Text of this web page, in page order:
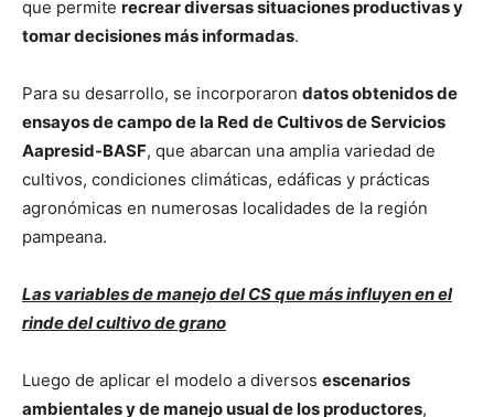
que permite recrear diversas situaciones productivas y
tomar decisiones más informadas.
Para su desarrollo, se incorporaron datos obtenidos de
ensayos de campo de la Red de Cultivos de Servicios
Aapresid-BASF, que abarcan una amplia variedad de
cultivos, condiciones climáticas, edáficas y prácticas
agronómicas en numerosas localidades de la región
pampeana.
Las variables de manejo del CS que más influyen en el
rinde del cultivo de grano
Luego de aplicar el modelo a diversos escenarios
ambientales y de manejo usual de los productores,